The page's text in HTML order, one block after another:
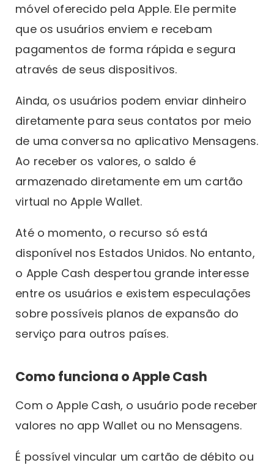
móvel oferecido pela Apple. Ele permite
que os usuários enviem e recebam
pagamentos de forma rápida e segura
através de seus dispositivos.
Ainda, os usuários podem enviar dinheiro
diretamente para seus contatos por meio
de uma conversa no aplicativo Mensagens.
Ao receber os valores, o saldo é
armazenado diretamente em um cartão
virtual no Apple Wallet.
Até o momento, o recurso só está
disponível nos Estados Unidos. No entanto,
o Apple Cash despertou grande interesse
entre os usuários e existem especulações
sobre possíveis planos de expansão do
serviço para outros países.
Como funciona o Apple Cash
Com o Apple Cash, o usuário pode receber
valores no app Wallet ou no Mensagens.
É possível vincular um cartão de débito ou